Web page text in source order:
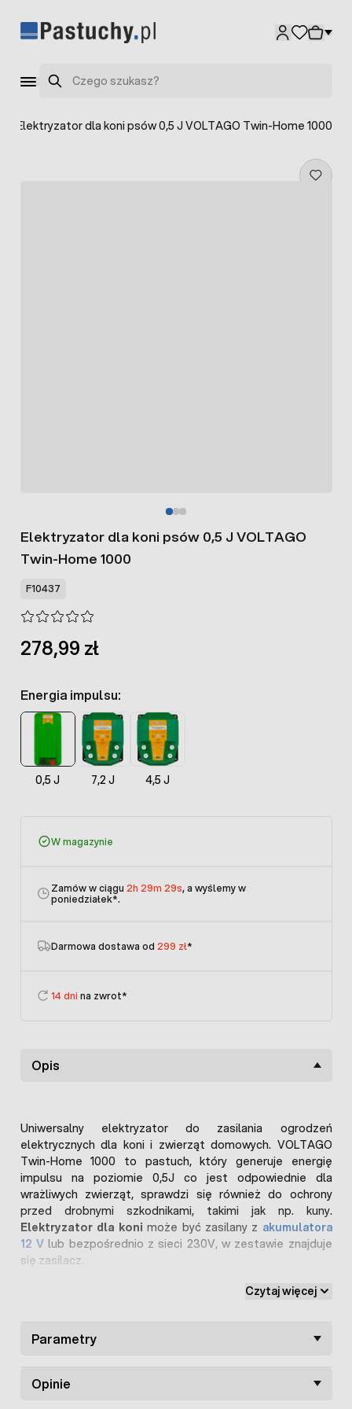
Szukaj
Elektryzator dla koni psów 0,5 J VOLTAGO Twin-Home 1000
Elektryzator dla koni psów 0,5 J VOLTAGO
Twin-Home 1000
F10437
278,99 zł
Energia impulsu:
0,5 J 7,2 J 4,5 J
W magazynie
Zamów w ciągu 2h 29m 29s, a wyślemy w
poniedziałek*.
Darmowa dostawa od 299 zł*
14 dni na zwrot*
Opis
Uniwersalny elektryzator do zasilania ogrodzeń
elektrycznych dla koni i zwierząt domowych. VOLTAGO
Twin-Home 1000 to pastuch, który generuje energię
impulsu na poziomie 0,5J co jest odpowiednie dla
wrażliwych zwierząt, sprawdzi się również do ochrony
przed drobnymi szkodnikami, takimi jak np. kuny.
Elektryzator dla koni może być zasilany z akumulatora
12 Vlub bezpośrednio z sieci 230V, w zestawie znajduje
się zasilacz.
Bezpieczny pastuch dla koni i psów
mocnych pastuchów żeby je zdyscyplinować. Elektryzator
VOLTAGO Twin-Home 1000 posiada energię wejściową 1J i
odpowiednie przy ogrodzeniach elektrycznych dla koni,
Czytaj więcej
Parametry
Opinie